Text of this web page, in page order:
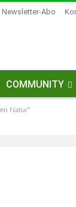
Newsletter-Abo
COMMUNITY
Natur“